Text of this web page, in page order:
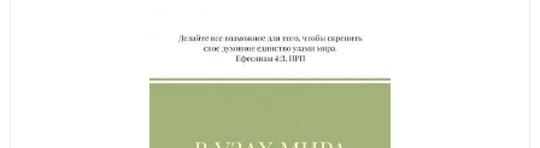
Иисус, Которого я не знал (Триада)